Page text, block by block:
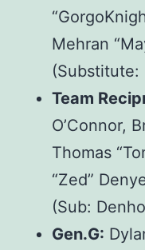
Mehran
(Substitute:
Team
O’Connor,
Thomas
“Zed”
(Sub:
Gen.G: